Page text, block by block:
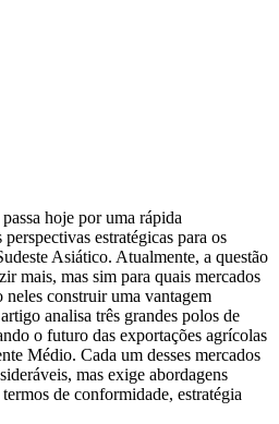
hoje por uma rápida
estratégicas para os
Asiático. Atualmente, a questão
mais, mas sim para quais mercados
construir uma vantagem
analisa três grandes polos de
o futuro das exportações agrícolas
Médio. Cada um desses mercados
mas exige abordagens
de conformidade, estratégia